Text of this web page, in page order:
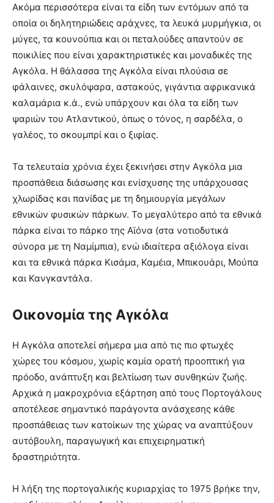
Ακόμα περισσότερα είναι τα είδη των εντόμων από τα
οποία οι δηλητηριώδεις αράχνες, τα λευκά μυρμήγκια, οι
μύγες, τα κουνούπια και οι πεταλούδες απαντούν σε
ποικιλίες που είναι χαρακτηριστικές και μοναδικές της
Αγκόλα. Η θάλασσα της Αγκόλα είναι πλούσια σε
φάλαινες, σκυλόψαρα, αστακούς, γιγάντια αφρικανικά
καλαμάρια κ.ά., ενώ υπάρχουν και όλα τα είδη των
ψαριών του Ατλαντικού, όπως ο τόνος, η σαρδέλα, ο
γαλέος, το σκουμπρί και ο ξιφίας.
Τα τελευταία χρόνια έχει ξεκινήσει στην Αγκόλα μια
προσπάθεια διάσωσης και ενίσχυσης της υπάρχουσας
χλωρίδας και πανίδας με τη δημιουργία μεγάλων
εθνικών φυσικών πάρκων. Το μεγαλύτερο από τα εθνικά
πάρκα είναι το πάρκο της Αϊόνα (στα νοτιοδυτικά
σύνορα με τη Ναμίμπια), ενώ ιδιαίτερα αξιόλογα είναι
και τα εθνικά πάρκα Κισάμα, Καμέια, Μπικουάρι, Μούπα
και Κανγκαντάλα.
Οικονομία της Αγκόλα
Η Αγκόλα αποτελεί σήμερα μια από τις πιο φτωχές
χώρες του κόσμου, χωρίς καμία ορατή προοπτική για
πρόοδο, ανάπτυξη και βελτίωση των συνθηκών ζωής.
Αρχικά η μακροχρόνια εξάρτηση από τους Πορτογάλους
αποτέλεσε σημαντικό παράγοντα ανάσχεσης κάθε
προσπάθειας των κατοίκων της χώρας να αναπτύξουν
αυτόβουλη, παραγωγική και επιχειρηματική
δραστηριότητα.
Η λήξη της πορτογαλικής κυριαρχίας το 1975 βρήκε την,